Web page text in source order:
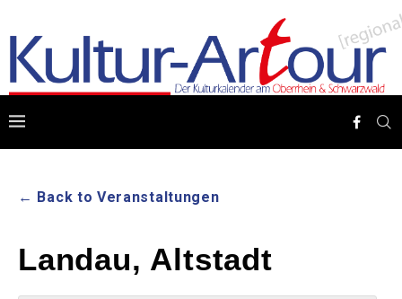
← Back to Veranstaltungen
Landau, Altstadt